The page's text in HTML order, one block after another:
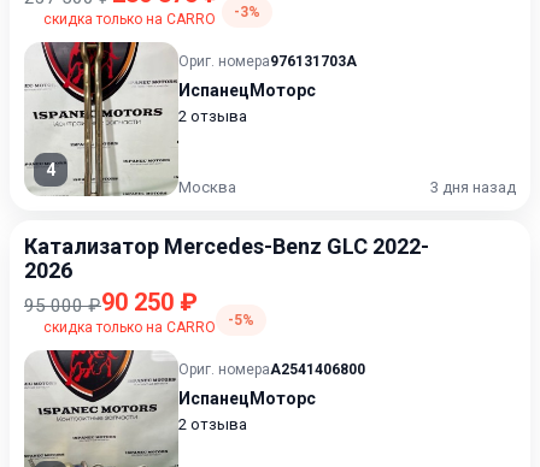
скидка только на CARRO -3%
4
Ориг. номера976131703A
ИспанецМоторс
2 отзыва
Москва 3 дня назад
Катализатор Mercedes-Benz GLC 2022-
2026
95 000 ₽90 250 ₽
скидка только на CARRO -5%
Ориг. номераA2541406800
ИспанецМоторс
2 отзыва